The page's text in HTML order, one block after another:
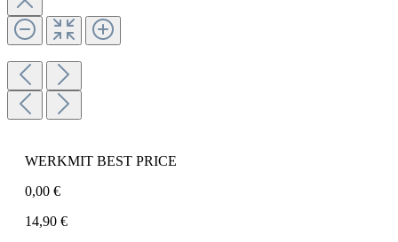
WERKMIT BEST PRICE
0,00 €
14,90 €